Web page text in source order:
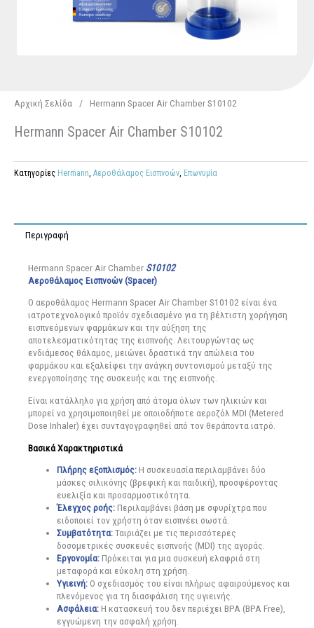
Αρχική Σελίδα / Hermann Spacer Air Chamber S10102
Hermann Spacer Air Chamber S10102
Κατηγορίες Hermann Αεροθάλαμος Εισπνοών Επωνυμία
Περιγραφή
Hermann Spacer Air Chamber S10102
ΑεροθάλαμοςΕισπνοών(Spacer)
Ο αεροθάλαμος Hermann Spacer Air Chamber S10102 είναι ένα
ιατροτεχνολογικό προϊόν σχεδιασμένο για τη βέλτιστη χορήγηση
εισπνεόμενων φαρμάκων και την αύξηση της
αποτελεσματικότητας της εισπνοής. Λειτουργώντας ως
ενδιάμεσος θάλαμος, μειώνει δραστικά την απώλεια του
φαρμάκου και εξαλείφει την ανάγκη συντονισμού μεταξύ της
ενεργοποίησης της συσκευής και της εισπνοής.
Είναι κατάλληλο για χρήση από άτομα όλων των ηλικιών και
μπορεί να χρησιμοποιηθεί με οποιοδήποτε αεροζόλ MDI (Metered
Dose Inhaler) έχει συνταγογραφηθεί από τον θεράποντα ιατρό.
Βασικά Χαρακτηριστικά
Πλήρης εξοπλισμός:Η συσκευασία περιλαμβάνει δύο
μάσκες σιλικόνης (βρεφική και παιδική), προσφέροντας
ευελιξία και προσαρμοστικότητα.
Έλεγχος ροής:Περιλαμβάνει βάση με σφυρίχτρα που
ειδοποιεί τον χρήστη όταν εισπνέει σωστά.
Συμβατότητα:Ταιριάζει με τις περισσότερες
δοσομετρικές συσκευές εισπνοής (MDI) της αγοράς.
Εργονομία:Πρόκειται για μια συσκευή ελαφριά στη
μεταφορά και εύκολη στη χρήση.
Υγιεινή:Ο σχεδιασμός του είναι πλήρως αφαιρούμενος και
πλενόμενος για τη διασφάλιση της υγιεινής.
Ασφάλεια:Η κατασκευή του δεν περιέχει BPA (BPA Free),
εγγυώμενη την ασφαλή χρήση.